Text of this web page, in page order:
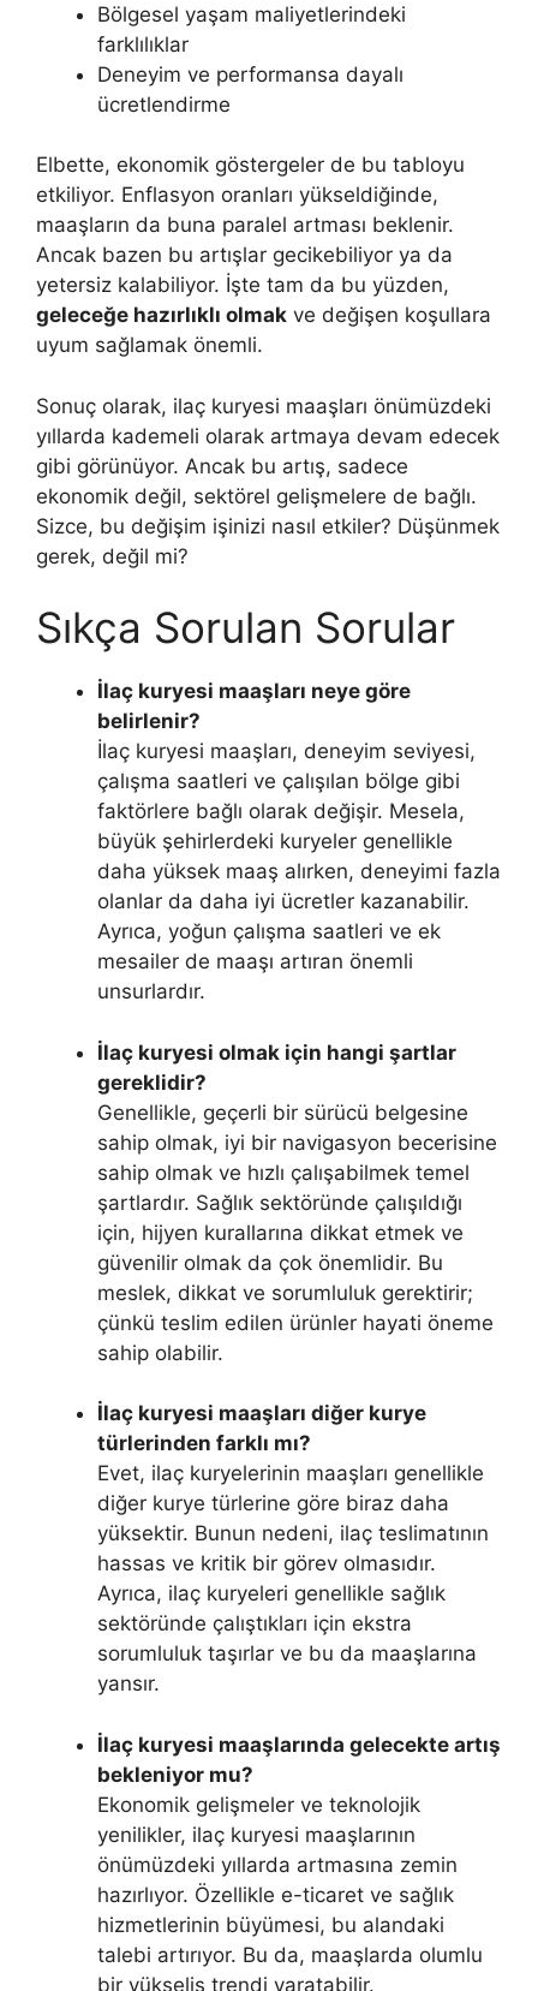
Bölgesel yaşam maliyetlerindeki
farklılıklar
Deneyim ve performansa dayalı
ücretlendirme
Elbette, ekonomik göstergeler de bu tabloyu
etkiliyor. Enflasyon oranları yükseldiğinde,
maaşların da buna paralel artması beklenir.
Ancak bazen bu artışlar gecikebiliyor ya da
yetersiz kalabiliyor. İşte tam da bu yüzden,
geleceğe hazırlıklı olmak ve değişen koşullara
uyum sağlamak önemli.
Sonuç olarak, ilaç kuryesi maaşları önümüzdeki
yıllarda kademeli olarak artmaya devam edecek
gibi görünüyor. Ancak bu artış, sadece
ekonomik değil, sektörel gelişmelere de bağlı.
Sizce, bu değişim işinizi nasıl etkiler? Düşünmek
gerek, değil mi?
Sıkça Sorulan Sorular
İlaç kuryesi maaşları neye göre
belirlenir?
İlaç kuryesi maaşları, deneyim seviyesi,
çalışma saatleri ve çalışılan bölge gibi
faktörlere bağlı olarak değişir. Mesela,
büyük şehirlerdeki kuryeler genellikle
daha yüksek maaş alırken, deneyimi fazla
olanlar da daha iyi ücretler kazanabilir.
Ayrıca, yoğun çalışma saatleri ve ek
mesailer de maaşı artıran önemli
unsurlardır.
İlaç kuryesi olmak için hangi şartlar
gereklidir?
Genellikle, geçerli bir sürücü belgesine
sahip olmak, iyi bir navigasyon becerisine
sahip olmak ve hızlı çalışabilmek temel
şartlardır. Sağlık sektöründe çalışıldığı
için, hijyen kurallarına dikkat etmek ve
güvenilir olmak da çok önemlidir. Bu
meslek, dikkat ve sorumluluk gerektirir;
çünkü teslim edilen ürünler hayati öneme
sahip olabilir.
İlaç kuryesi maaşları diğer kurye
türlerinden farklı mı?
Evet, ilaç kuryelerinin maaşları genellikle
diğer kurye türlerine göre biraz daha
yüksektir. Bunun nedeni, ilaç teslimatının
hassas ve kritik bir görev olmasıdır.
Ayrıca, ilaç kuryeleri genellikle sağlık
sektöründe çalıştıkları için ekstra
sorumluluk taşırlar ve bu da maaşlarına
yansır.
İlaç kuryesi maaşlarında gelecekte artış
bekleniyor mu?
Ekonomik gelişmeler ve teknolojik
yenilikler, ilaç kuryesi maaşlarının
önümüzdeki yıllarda artmasına zemin
hazırlıyor. Özellikle e-ticaret ve sağlık
hizmetlerinin büyümesi, bu alandaki
talebi artırıyor. Bu da, maaşlarda olumlu
bir yükseliş trendi yaratabilir.